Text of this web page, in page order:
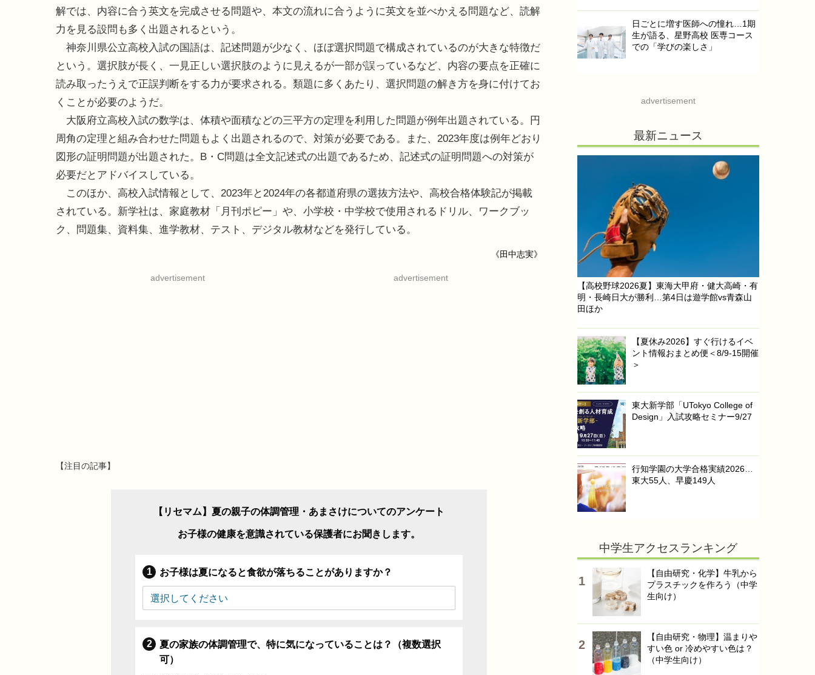
解では、内容に合う英文を完成させる問題や、本文の流れに合うように英文を並べかえる問題など、読解
力を見る設問も多く出題されるという。
神奈川県公立高校入試の国語は、記述問題が少なく、ほぼ選択問題で構成されているのが大きな特徴だ
という。選択肢が長く、一見正しい選択肢のように見えるが一部が誤っているなど、内容の要点を正確に
読み取ったうえで正誤判断をする力が要求される。類題に多くあたり、選択問題の解き方を身に付けてお
くことが必要のようだ。
大阪府立高校入試の数学は、体積や面積などの三平方の定理を利用した問題が例年出題されている。円
周角の定理と組み合わせた問題もよく出題されるので、対策が必要である。また、2023年度は例年どおり
図形の証明問題が出題された。B・C問題は全文記述式の出題であるため、記述式の証明問題への対策が
必要だとアドバイスしている。
このほか、高校入試情報として、2023年と2024年の各都道府県の選抜方法や、高校合格体験記が掲載
されている。新学社は、家庭教材「月刊ポピー」や、小学校・中学校で使用されるドリル、ワークブッ
ク、問題集、資料集、進学教材、テスト、デジタル教材などを発行している。
《田中志実》
advertisement advertisement
【注目の記事】
【リセマム】夏の親子の体調管理・あまさけについてのアンケート
お子様の健康を意識されている保護者にお聞きします。
お子様は夏になると食欲が落ちることがありますか？
夏の家族の体調管理で、特に気になっていることは？（複数選択
可）
日ごとに増す医師への憧れ…1期
生が語る、星野高校 医専コース
での「学びの楽しさ」
advertisement
最新ニュース
【高校野球2026夏】東海大甲府・健大高崎・有
明・長崎日大が勝利…第4日は遊学館vs青森山
田ほか
【夏休み2026】すぐ行けるイベ
ント情報おまとめ便＜8/9-15開催
＞
東大新学部「UTokyo College of
Design」入試攻略セミナー9/27
行知学園の大学合格実績2026…
東大55人、早慶149人
中学生アクセスランキング
【自由研究・化学】牛乳から
プラスチックを作ろう（中学
生向け）
【自由研究・物理】温まりや
すい色 or 冷めやすい色は？
（中学生向け）